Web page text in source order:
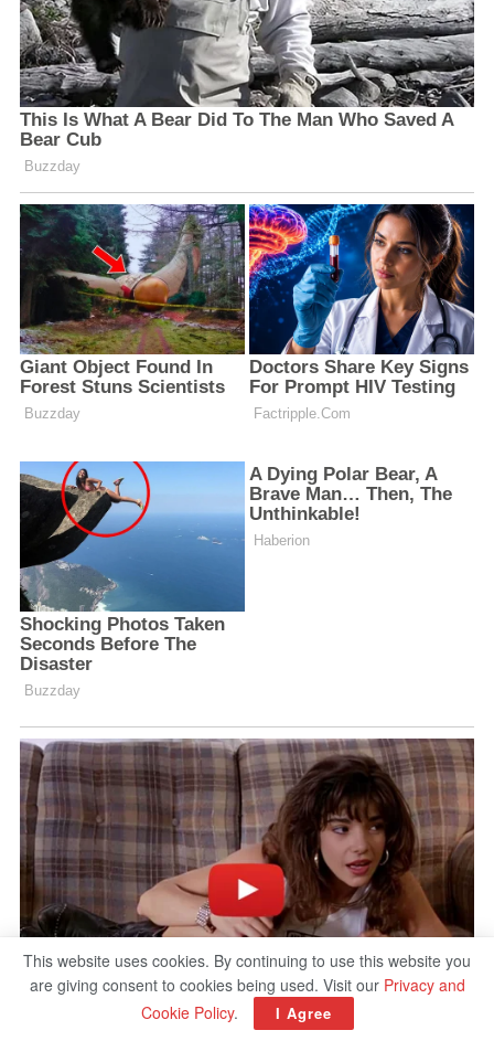
This website uses cookies. By continuing to use this website you
are giving consent to cookies being used. Visit our Privacy and
Cookie Policy. I Agree